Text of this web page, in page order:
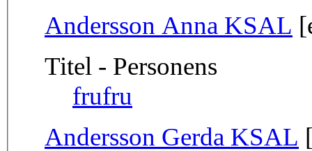
Andersson Anna KSAL
Titel - Personens
frufru
Andersson Gerda KSAL